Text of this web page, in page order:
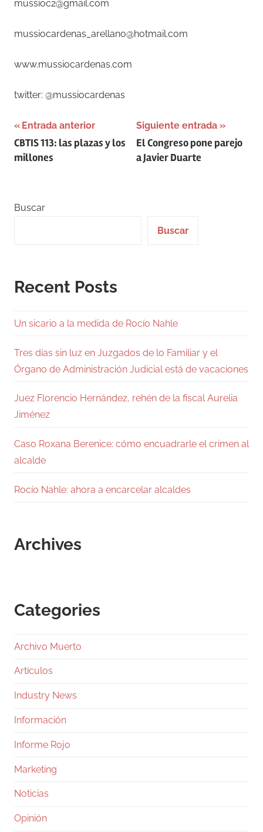
mussioc2@gmail.com
mussiocardenas_arellano@hotmail.com
www.mussiocardenas.com
twitter: @mussiocardenas
Navegación
de
Entrada anterior
CBTIS 113: las plazas y los
millones
Siguiente entrada
El Congreso pone parejo
a Javier Duarte
Buscar
Buscar
Recent Posts
Un sicario a la medida de Rocío Nahle
Tres días sin luz en Juzgados de lo Familiar y el
Órgano de Administración Judicial está de vacaciones
Juez Florencio Hernández, rehén de la fiscal Aurelia
Jiménez
Caso Roxana Berenice: cómo encuadrarle el crimen al
alcalde
Rocío Nahle: ahora a encarcelar alcaldes
Archives
Categories
Archivo Muerto
Artículos
Industry News
Información
Informe Rojo
Marketing
Noticias
Opinión